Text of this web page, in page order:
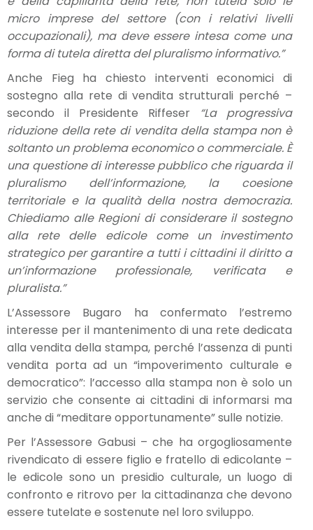
micro imprese del settore (con i relativi livelli
occupazionali), ma deve essere intesa come una
forma di tutela diretta del pluralismo informativo.”
Anche Fieg ha chiesto interventi economici di
sostegno alla rete di vendita strutturali perché –
secondo il Presidente Riffeser “La progressiva
riduzione della rete di vendita della stampa non è
soltanto un problema economico o commerciale. È
una questione di interesse pubblico che riguarda il
pluralismo dell’informazione, la coesione
territoriale e la qualità della nostra democrazia.
Chiediamo alle Regioni di considerare il sostegno
alla rete delle edicole come un investimento
strategico per garantire a tutti i cittadini il diritto a
un’informazione professionale, verificata e
pluralista.”
L’Assessore Bugaro ha confermato l’estremo
interesse per il mantenimento di una rete dedicata
alla vendita della stampa, perché l’assenza di punti
vendita porta ad un “impoverimento culturale e
democratico”: l’accesso alla stampa non è solo un
servizio che consente ai cittadini di informarsi ma
anche di “meditare opportunamente” sulle notizie.
Per l’Assessore Gabusi – che ha orgogliosamente
rivendicato di essere figlio e fratello di edicolante –
le edicole sono un presidio culturale, un luogo di
confronto e ritrovo per la cittadinanza che devono
essere tutelate e sostenute nel loro sviluppo.